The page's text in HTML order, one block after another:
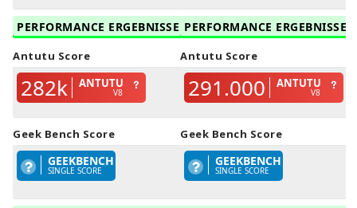
PERFORMANCE ERGEBNISSE
Antutu Score
282k ANTUTU
V8
Geek Bench Score
GEEKBENCH
SINGLE SCORE
PERFORMANCE ERGEBNISSE
Antutu Score
291.000 ANTUTU
V8
Geek Bench Score
GEEKBENCH
SINGLE SCORE